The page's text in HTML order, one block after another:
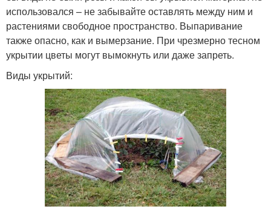
использовался – не забывайте оставлять между ним и
растениями свободное пространство. Выпаривание
также опасно, как и вымерзание. При чрезмерно тесном
укрытии цветы могут вымокнуть или даже запреть.
Виды укрытий: